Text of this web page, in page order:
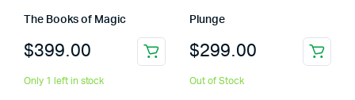
The Books of Magic
$399.00
Only 1 left in stock
Plunge
$299.00
Out of Stock